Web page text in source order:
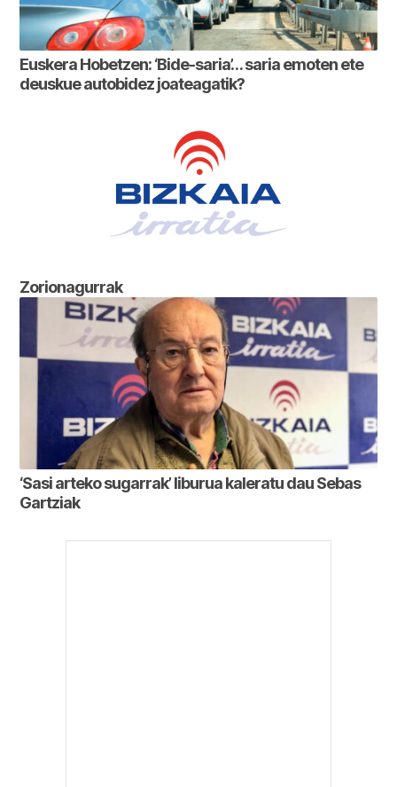
Euskera Hobetzen: ‘Bide-saria’… saria emoten ete
deuskue autobidez joateagatik?
Zorionagurrak
‘Sasi arteko sugarrak’ liburua kaleratu dau Sebas
Gartziak